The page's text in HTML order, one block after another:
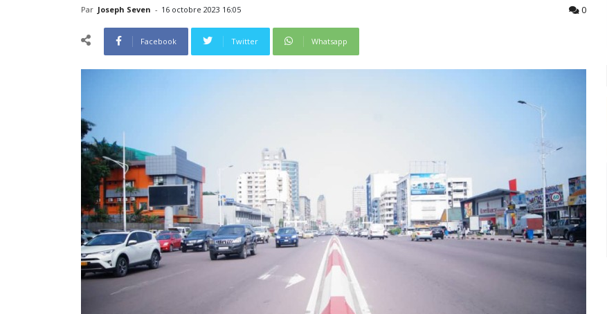
Par Joseph Seven - 16 octobre 2023 16:05 0
Facebook Twitter Whatsapp